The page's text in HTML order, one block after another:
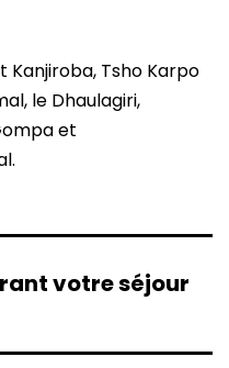
Kanjiroba, Tsho Karpo
le Dhaulagiri,
et
votre séjour